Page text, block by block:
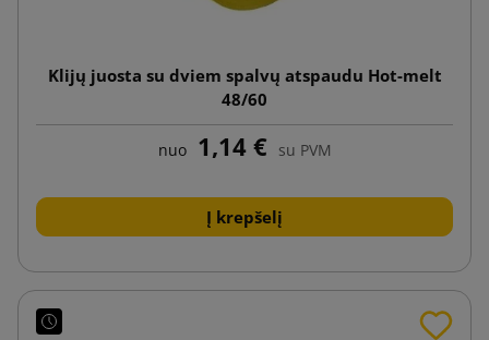
Klijų juosta su dviem spalvų atspaudu Hot-melt
48/60
nuo 1,14 € su PVM
Į krepšelį